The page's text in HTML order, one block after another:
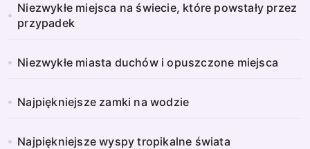
Niezwykłe miejsca na świecie, które powstały przez
przypadek
Niezwykłe miasta duchów i opuszczone miejsca
Najpiękniejsze zamki na wodzie
Najpiękniejsze wyspy tropikalne świata